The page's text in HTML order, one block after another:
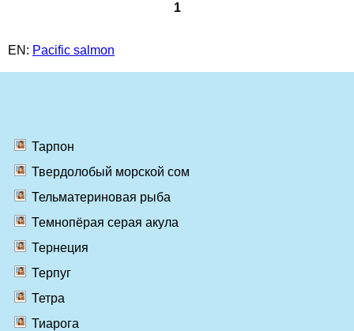
1
EN: Pacific salmon
Тарпон
Твердолобый морской сом
Тельматериновая рыба
Темнопёрая серая акула
Тернеция
Терпуг
Тетра
Тиарога